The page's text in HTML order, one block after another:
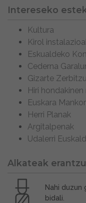
Intereseko
Kultura
Kirol
Eskualdeko
Cederna
Gizarte
Hiri
Euskara
Herri Planak
Argitalpenak
Udalerri
Alkateak
Nahi duzun
bidali.